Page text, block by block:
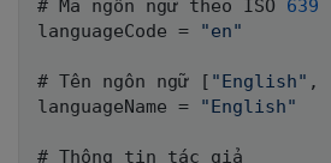
# Mã ngôn ngữ theo ISO 639
languageCode =
"en"
# Tên ngôn ngữ [ "English" ,
languageName =
"English"